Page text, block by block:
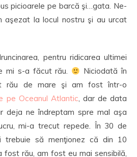
picioarele pe barcă şi…gata. Ne-
aşezat la locul nostru şi au urcat
pentru ridicarea ultimei
mi s-a făcut rău.
Niciodată în
rău de mare şi am fost într-o
pe Oceanul Atlantic, dar de data
deja ne îndreptam spre mal aşa
mi-a trecut repede. În 30 de
trebuie să menţionez că din 10
fost rău, am fost eu mai sensibilă,